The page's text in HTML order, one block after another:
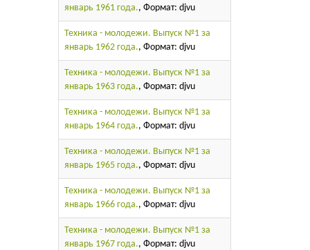
январь 1961 года., Формат: djvu
Техника - молодежи. Выпуск №1 за
январь 1962 года., Формат: djvu
Техника - молодежи. Выпуск №1 за
январь 1963 года., Формат: djvu
Техника - молодежи. Выпуск №1 за
январь 1964 года., Формат: djvu
Техника - молодежи. Выпуск №1 за
январь 1965 года., Формат: djvu
Техника - молодежи. Выпуск №1 за
январь 1966 года., Формат: djvu
Техника - молодежи. Выпуск №1 за
январь 1967 года., Формат: djvu